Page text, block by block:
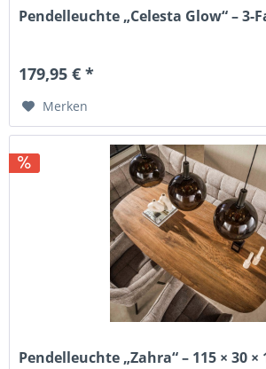
Pendelleuchte „Celesta Glow“ – 3-
179,95 € *
Merken
Pendelleuchte „Zahra“ – 115 × 30 ×